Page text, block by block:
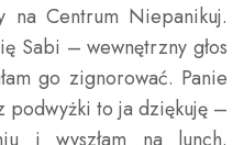
na Centrum Niepanikuj.
Sabi – wewnętrzny głos
go zignorować. Panie
podwyżki to ja dziękuję –